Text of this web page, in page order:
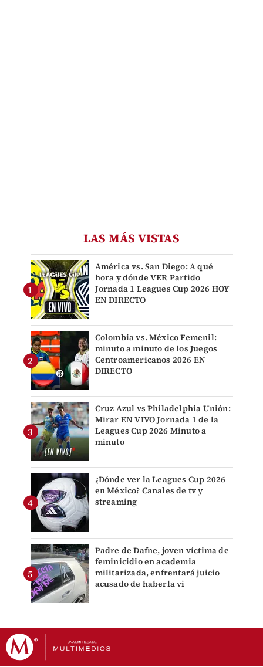
LAS MÁS VISTAS
América vs. San Diego: A qué
hora y dónde VER Partido
Jornada 1 Leagues Cup 2026 HOY
EN DIRECTO
Colombia vs. México Femenil:
minuto a minuto de los Juegos
Centroamericanos 2026 EN
DIRECTO
Cruz Azul vs Philadelphia Unión:
Mirar EN VIVO Jornada 1 de la
Leagues Cup 2026 Minuto a
minuto
¿Dónde ver la Leagues Cup 2026
en México? Canales de tv y
streaming
Padre de Dafne, joven víctima de
feminicidio en academia
militarizada, enfrentará juicio
acusado de haberla vi